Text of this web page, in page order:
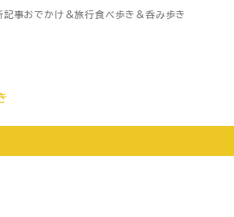
記事おでかけ＆旅行食べ歩き＆呑み歩き